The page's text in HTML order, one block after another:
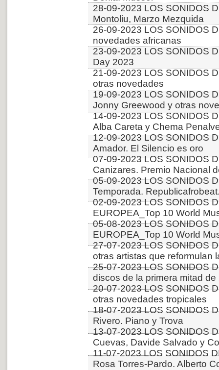
28-09-2023 LOS SONIDOS
Montoliu, Marzo Mezquida
26-09-2023 LOS SONIDOS
novedades africanas
23-09-2023 LOS SONIDOS
Day 2023
21-09-2023 LOS SONIDOS
otras novedades
19-09-2023 LOS SONIDOS
Jonny Greewood y otras
14-09-2023 LOS SONIDOS
Alba Careta y Chema
12-09-2023 LOS SONIDOS
Amador. El Silencio es oro
07-09-2023 LOS SONIDOS
Canizares. Premio Nacional
05-09-2023 LOS SONIDOS
Temporada.
02-09-2023 LOS SONIDOS
EUROPEA_Top 10 World
05-08-2023 LOS SONIDOS
EUROPEA_Top 10 World
27-07-2023 LOS SONIDOS
otras artistas que reformulan
25-07-2023 LOS SONIDOS
discos de la primera mitad
20-07-2023 LOS SONIDOS
otras novedades tropicales
18-07-2023 LOS SONIDOS
Rivero. Piano y Trova
13-07-2023 LOS SONIDOS
Cuevas, Davide Salvado y
11-07-2023 LOS SONIDOS
Rosa Torres-Pardo. Alberto